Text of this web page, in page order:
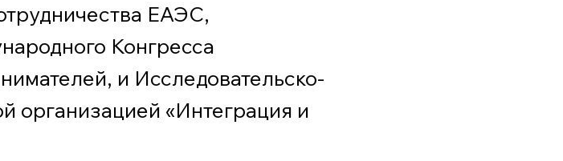
ЕАЭС,
Конгресса
и Исследовательско-
организацией «Интеграция и